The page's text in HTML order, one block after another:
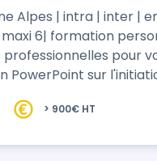
inter | en visio | ouverture de
pour
présentations
> 900€ HT